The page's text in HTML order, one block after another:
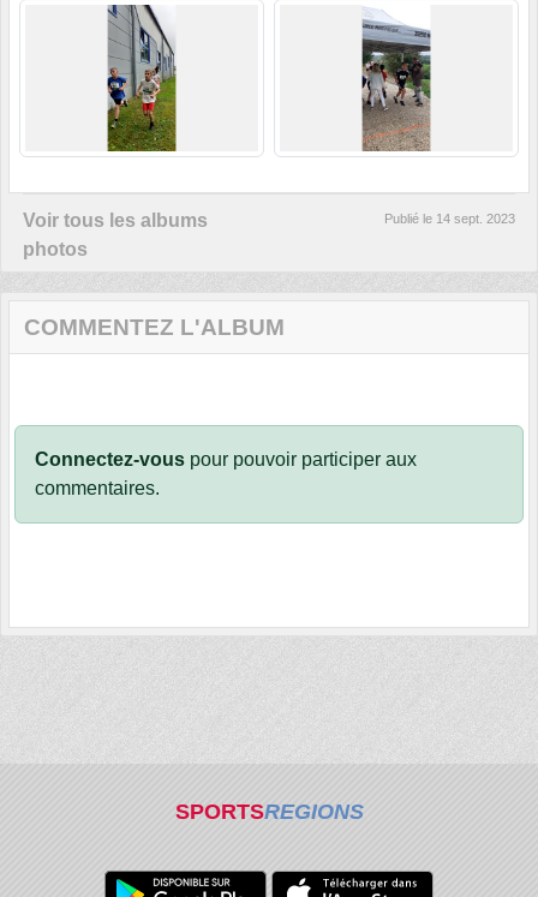
Voir tous les albums
photos
Publié le 14 sept. 2023
COMMENTEZ L'ALBUM
Connectez-vous pour pouvoir participer aux
commentaires.
SPORTSREGIONS